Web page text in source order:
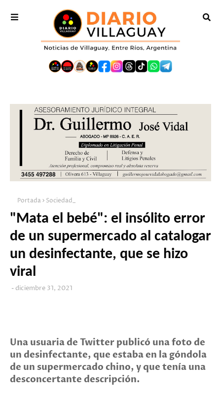
Portada Sociedad_
"Mata el bebé": el insólito error
de un supermercado al catalogar
un desinfectante, que se hizo
viral
diciembre 31, 2021
Una usuaria de Twitter publicó una foto de
un desinfectante, que estaba en la góndola
de un supermercado chino, y que tenía una
desconcertante descripción.